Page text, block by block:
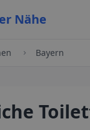
Nähe
Bayern